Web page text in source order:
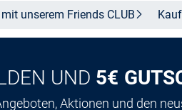
unserem Friends CLUB
UND 5€
Aktionen und den